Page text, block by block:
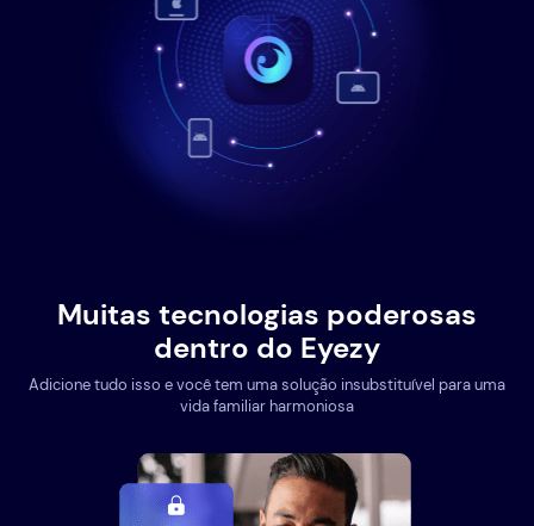
Muitas tecnologias poderosas
dentro do Eyezy
Adicione tudo isso e você tem uma solução insubstituível para uma
vida familiar harmoniosa